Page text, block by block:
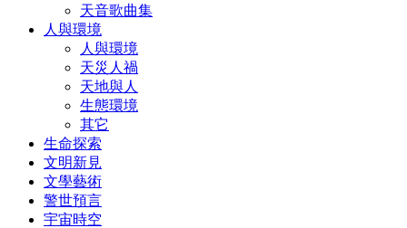
天音歌曲集
人與環境
人與環境
天災人禍
天地與人
生態環境
其它
生命探索
文明新見
文學藝術
警世預言
宇宙時空